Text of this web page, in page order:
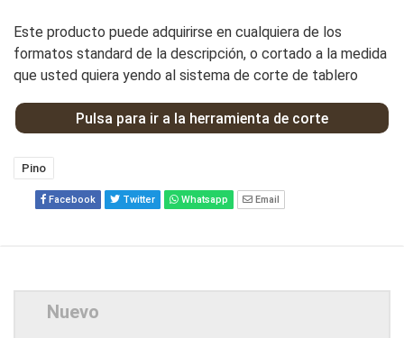
Este producto puede adquirirse en cualquiera de los
formatos standard de la descripción, o cortado a la medida
que usted quiera yendo al sistema de corte de tablero
Pulsa para ir a la herramienta de corte
Pino
Facebook Twitter Whatsapp Email
Nuevo